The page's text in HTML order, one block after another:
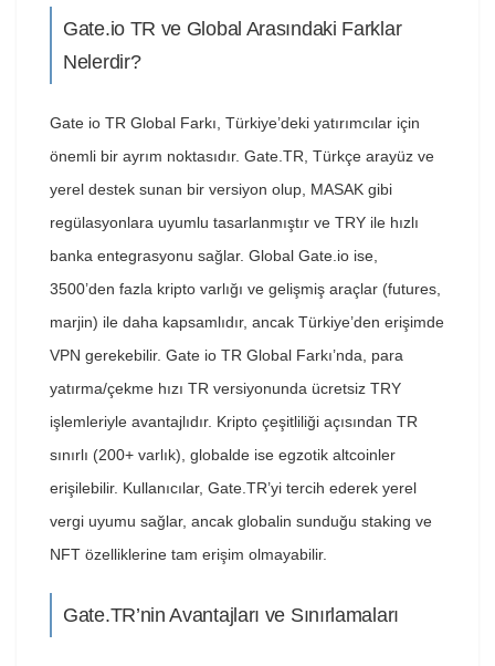
Gate.io TR ve Global Arasındaki Farklar
Nelerdir?
Gate io TR Global Farkı, Türkiye’deki yatırımcılar için
önemli bir ayrım noktasıdır. Gate.TR, Türkçe arayüz ve
yerel destek sunan bir versiyon olup, MASAK gibi
regülasyonlara uyumlu tasarlanmıştır ve TRY ile hızlı
banka entegrasyonu sağlar. Global Gate.io ise,
3500’den fazla kripto varlığı ve gelişmiş araçlar (futures,
marjin) ile daha kapsamlıdır, ancak Türkiye’den erişimde
VPN gerekebilir. Gate io TR Global Farkı’nda, para
yatırma/çekme hızı TR versiyonunda ücretsiz TRY
işlemleriyle avantajlıdır. Kripto çeşitliliği açısından TR
sınırlı (200+ varlık), globalde ise egzotik altcoinler
erişilebilir. Kullanıcılar, Gate.TR’yi tercih ederek yerel
vergi uyumu sağlar, ancak globalin sunduğu staking ve
NFT özelliklerine tam erişim olmayabilir.
Gate.TR’nin Avantajları ve Sınırlamaları